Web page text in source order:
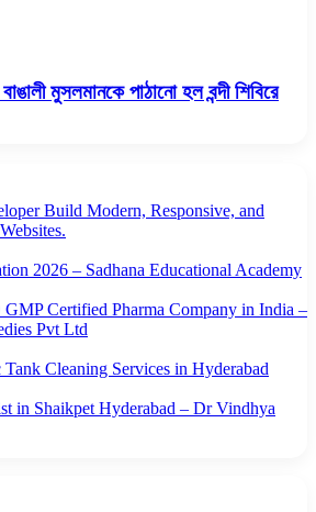
মুসলমানকে পাঠানো হল বন্দী শিবিরে
Build Modern, Responsive, and
2026 – Sadhana Educational Academy
Certified Pharma Company in India –
Pvt Ltd
Tank Cleaning Services in Hyderabad
in Shaikpet Hyderabad – Dr Vindhya